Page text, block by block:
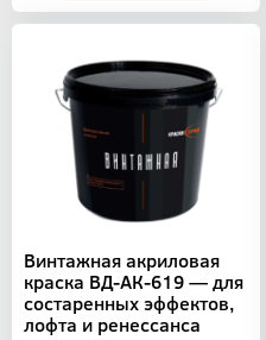
Винтажная акриловая
краска ВД-АК-619 — для
состаренных эффектов,
лофта и ренессанса